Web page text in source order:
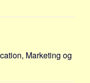
Marketing og